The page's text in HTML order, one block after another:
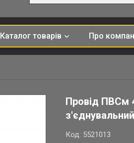
Каталог товарів Про
Провід ПВСм
Код: 5521013